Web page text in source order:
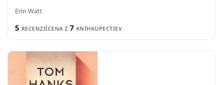
Erin Watt
5 RECENZIÍCENA Z 7 KNÍHKUPECTIEV